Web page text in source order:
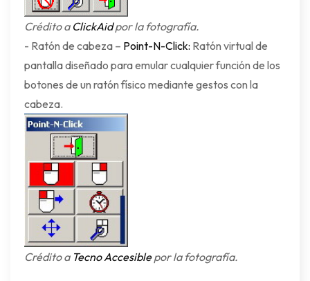
Crédito aClickAidpor la fotografía.
- Ratón de cabeza – Point-N-Click: Ratón virtual de
pantalla diseñado para emular cualquier función de los
botones de un ratón físico mediante gestos con la
cabeza.
Crédito a Tecno Accesiblepor la fotografía.